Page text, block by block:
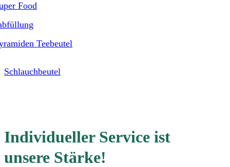
Food
Teebeutel
Schlauchbeutel
Individueller Service ist
unsere Stärke!